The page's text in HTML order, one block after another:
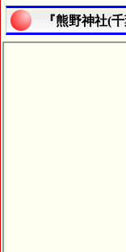
『熊野神社(